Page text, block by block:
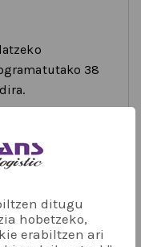
38
ditugu
hobetzeko,
erabiltzen ari